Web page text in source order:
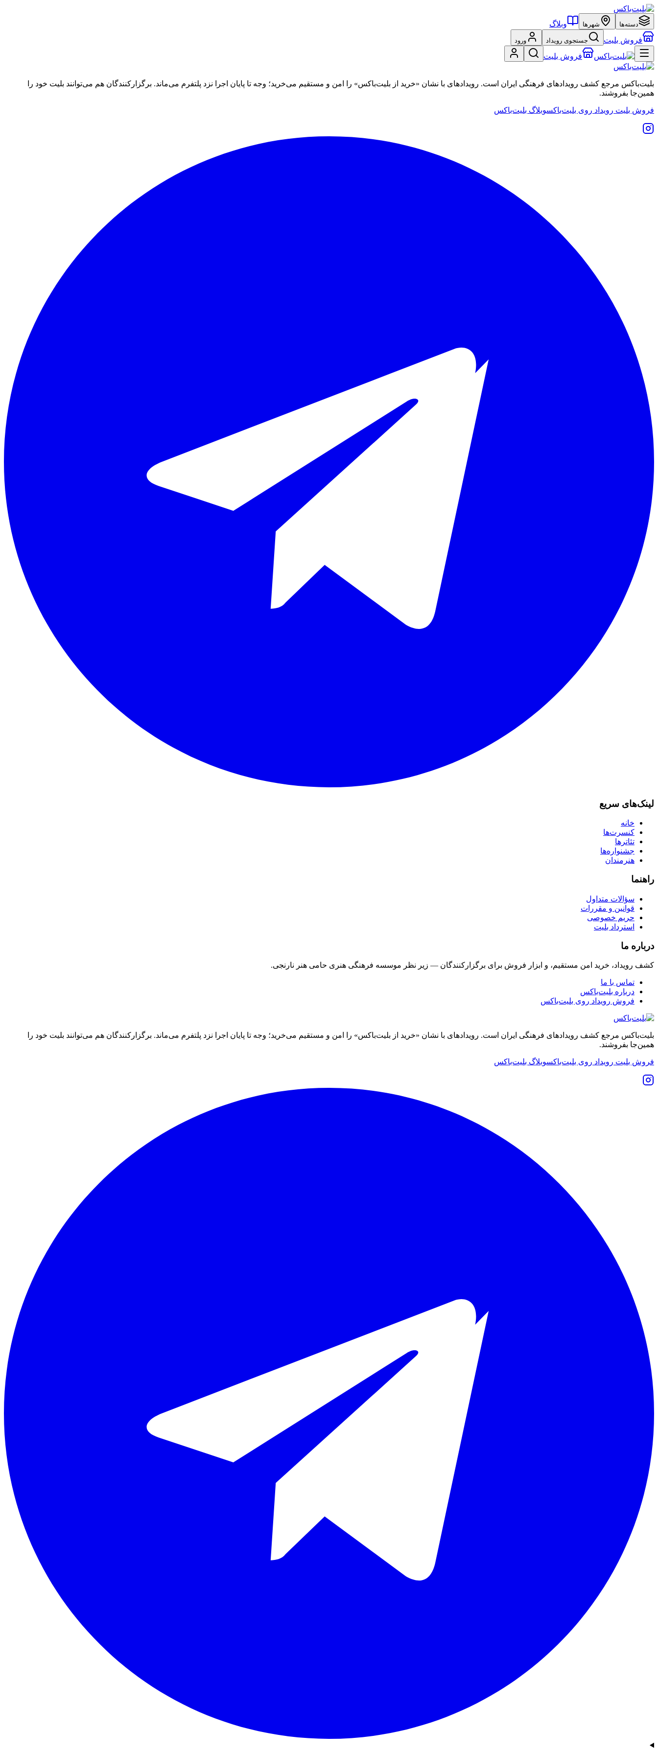
دسته‌ها شهرها
وبلاگ
فروش بلیت
جستجوی رویداد ورود
فروش بلیت
بلیت‌باکس مرجع کشف رویدادهای فرهنگی ایران است. رویدادهای با نشان «خرید از بلیت‌باکس» را امن و مستقیم می‌خرید؛ وجه تا پایان اجرا نزد پلتفرم می‌ماند. برگزارکنندگان هم می‌توانند بلیت خود را
همین‌جا بفروشند.
فروش بلیت رویداد روی بلیت‌باکسوبلاگ بلیت‌باکس
لینک‌های سریع
خانه
کنسرت‌ها
تئاترها
جشنواره‌ها
هنرمندان
راهنما
سؤالات متداول
قوانین و مقررات
حریم خصوصی
استرداد بلیت
درباره ما
کشف رویداد، خرید امن مستقیم، و ابزار فروش برای برگزارکنندگان — زیر نظر موسسه فرهنگی هنری حامی هنر نارنجی.
تماس با ما
درباره بلیت‌باکس
فروش رویداد روی بلیت‌باکس
بلیت‌باکس مرجع کشف رویدادهای فرهنگی ایران است. رویدادهای با نشان «خرید از بلیت‌باکس» را امن و مستقیم می‌خرید؛ وجه تا پایان اجرا نزد پلتفرم می‌ماند. برگزارکنندگان هم می‌توانند بلیت خود را
همین‌جا بفروشند.
فروش بلیت رویداد روی بلیت‌باکسوبلاگ بلیت‌باکس